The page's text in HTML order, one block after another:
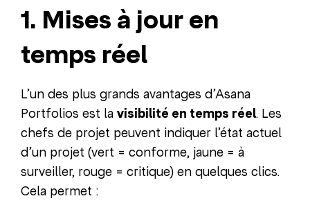
1. Mises à jour en
temps réel
L’un des plus grands avantages d’Asana
Portfolios est la visibilité en temps réel. Les
chefs de projet peuvent indiquer l’état actuel
d’un projet (vert = conforme, jaune = à
surveiller, rouge = critique) en quelques clics.
Cela permet :